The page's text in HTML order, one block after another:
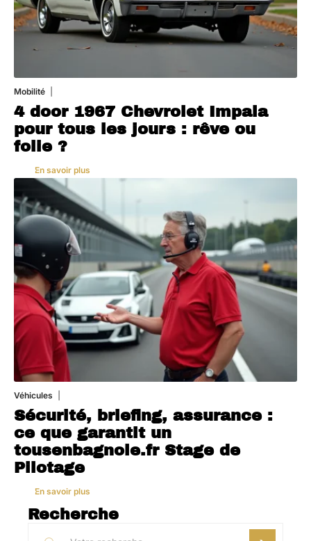
Mobilité
4 door 1967 Chevrolet Impala
pour tous les jours : rêve ou
folie ?
En savoir plus
Véhicules
Sécurité, briefing, assurance :
ce que garantit un
tousenbagnole.fr Stage de
Pilotage
En savoir plus
Recherche